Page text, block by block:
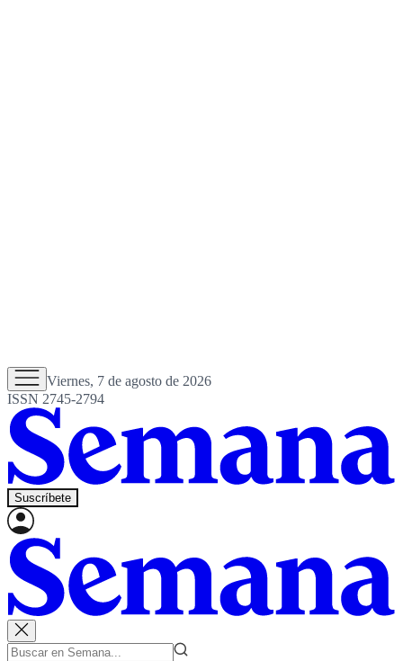
Viernes, 7 de agosto de 2026
ISSN 2745-2794
Suscríbete